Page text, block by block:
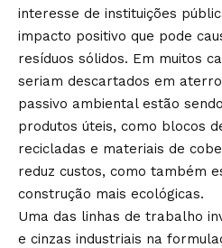
interesse de instituições
impacto positivo que pode
resíduos sólidos. Em muitos
seriam descartados em
passivo ambiental estão
produtos úteis, como blocos
recicladas e materiais de
reduz custos, como também
construção mais ecológicas.
Uma das linhas de trabalho
e cinzas industriais na